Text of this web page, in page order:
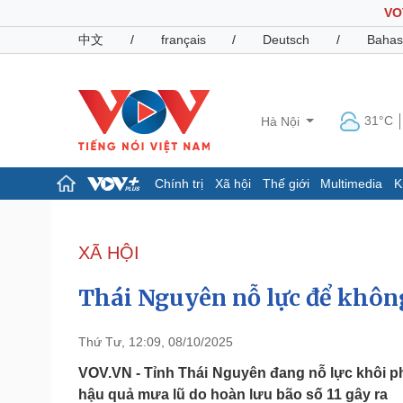
中文
/ français / Deutsch /
Hà Nội 31°C
Chính trị Xã hội Thế giới Multimedia
Đảng
Tổ chức nhân sự
Nhận diện sự thật
Dấu ấn VOV
Pháp luật
Vụ án
Quân sự - Quốc phòng
Vũ khí
XÃ HỘI
Thái Nguyên nỗ lực để
Thứ Tư, 12:09, 08/10/2025
VOV.VN - Tỉnh Thái Nguyên đang nỗ lực khôi
hậu quả mưa lũ do hoàn lưu bão số 11 gây ra